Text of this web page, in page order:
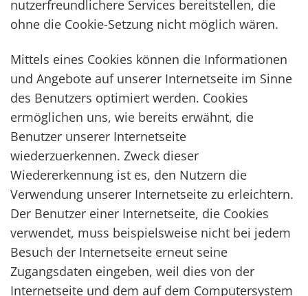
nutzerfreundlichere Services bereitstellen, die
ohne die Cookie-Setzung nicht möglich wären.
Mittels eines Cookies können die Informationen
und Angebote auf unserer Internetseite im Sinne
des Benutzers optimiert werden. Cookies
ermöglichen uns, wie bereits erwähnt, die
Benutzer unserer Internetseite
wiederzuerkennen. Zweck dieser
Wiedererkennung ist es, den Nutzern die
Verwendung unserer Internetseite zu erleichtern.
Der Benutzer einer Internetseite, die Cookies
verwendet, muss beispielsweise nicht bei jedem
Besuch der Internetseite erneut seine
Zugangsdaten eingeben, weil dies von der
Internetseite und dem auf dem Computersystem